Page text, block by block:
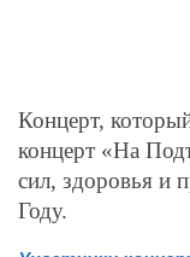
Концерт,
концерт «На
сил, здоровья и
Году.